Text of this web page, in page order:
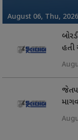
August 06, Thu, 2026
August 06, Thu, 2026
August 06, Thu, 2026
August 06, Thu, 2026
August 06, Thu, 2026
August 06, Thu, 2026
August 06, Thu, 2026
August 06, Thu, 2026
August 06, Thu, 2026
August 06, Thu, 2026
હતી